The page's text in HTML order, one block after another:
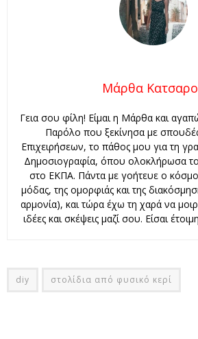
Μάρθα
Γεια σου φίλη! Είμαι η Μάρθα και
Παρόλο που ξεκίνησα με
Επιχειρήσεων, το πάθος μου για τη
Δημοσιογραφία, όπου ολοκλήρωσα
στο ΕΚΠΑ. Πάντα με γοήτευε ο
μόδας, της ομορφιάς και της
αρμονία), και τώρα έχω τη χαρά να
ιδέες και σκέψεις μαζί σου. Είσαι
diy στολίδια από φυσικό κερί